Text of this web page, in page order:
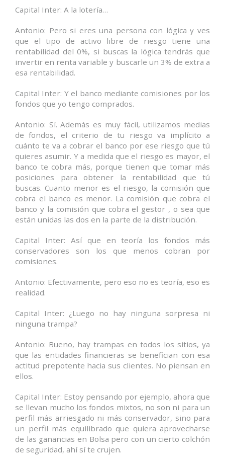
Capital Inter: A la lotería…
Antonio: Pero si eres una persona con lógica y ves
que el tipo de activo libre de riesgo tiene una
rentabilidad del 0%, si buscas la lógica tendrás que
invertir en renta variable y buscarle un 3% de extra a
esa rentabilidad.
Capital Inter: Y el banco mediante comisiones por los
fondos que yo tengo comprados.
Antonio: Sí. Además es muy fácil, utilizamos medias
de fondos, el criterio de tu riesgo va implícito a
cuánto te va a cobrar el banco por ese riesgo que tú
quieres asumir. Y a medida que el riesgo es mayor, el
banco te cobra más, porque tienen que tomar más
posiciones para obtener la rentabilidad que tú
buscas. Cuanto menor es el riesgo, la comisión que
cobra el banco es menor. La comisión que cobra el
banco y la comisión que cobra el gestor , o sea que
están unidas las dos en la parte de la distribución.
Capital Inter: Así que en teoría los fondos más
conservadores son los que menos cobran por
comisiones.
Antonio: Efectivamente, pero eso no es teoría, eso es
realidad.
Capital Inter: ¿Luego no hay ninguna sorpresa ni
ninguna trampa?
Antonio: Bueno, hay trampas en todos los sitios, ya
que las entidades financieras se benefician con esa
actitud prepotente hacia sus clientes. No piensan en
ellos.
Capital Inter: Estoy pensando por ejemplo, ahora que
se llevan mucho los fondos mixtos, no son ni para un
perfil más arriesgado ni más conservador, sino para
un perfil más equilibrado que quiera aprovecharse
de las ganancias en Bolsa pero con un cierto colchón
de seguridad, ahí sí te crujen.